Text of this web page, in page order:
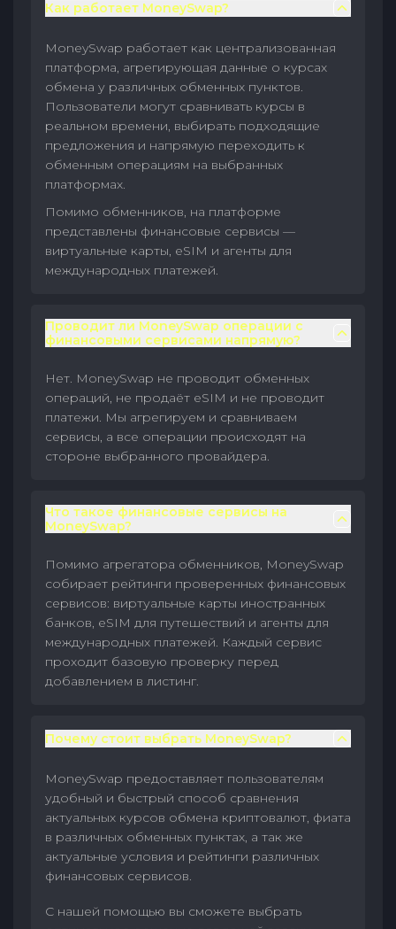
Как работает MoneySwap?
MoneySwap работает как централизованная
платформа, агрегирующая данные о курсах
обмена у различных обменных пунктов.
Пользователи могут сравнивать курсы в
реальном времени, выбирать подходящие
предложения и напрямую переходить к
обменным операциям на выбранных
платформах.
Помимо обменников, на платформе
представлены финансовые сервисы —
виртуальные карты, eSIM и агенты для
международных платежей.
Проводит ли MoneySwap операции с
финансовыми сервисами напрямую?
Нет. MoneySwap не проводит обменных
операций, не продаёт eSIM и не проводит
платежи. Мы агрегируем и сравниваем
сервисы, а все операции происходят на
стороне выбранного провайдера.
Что такое финансовые сервисы на
MoneySwap?
Помимо агрегатора обменников, MoneySwap
собирает рейтинги проверенных финансовых
сервисов: виртуальные карты иностранных
банков, eSIM для путешествий и агенты для
международных платежей. Каждый сервис
проходит базовую проверку перед
добавлением в листинг.
Почему стоит выбрать MoneySwap?
MoneySwap предоставляет пользователям
удобный и быстрый способ сравнения
актуальных курсов обмена криптовалют, фиата
в различных обменных пунктах, а так же
актуальные условия и рейтинги различных
финансовых сервисов.
С нашей помощью вы сможете выбрать